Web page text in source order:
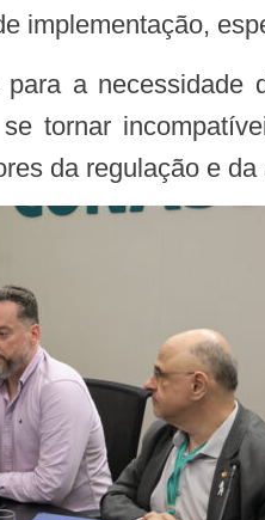
implementação,
tornar
da regulação e